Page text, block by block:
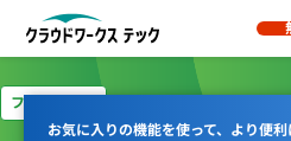
お気に入りの機能を使って、より便利
フルリモート